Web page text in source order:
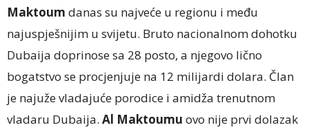
Maktoum danas su najveće u regionu i među
najuspješnijim u svijetu. Bruto nacionalnom dohotku
Dubaija doprinose sa 28 posto, a njegovo lično
bogatstvo se procjenjuje na 12 milijardi dolara. Član
je najuže vladajuće porodice i amidža trenutnom
vladaru Dubaija. Al Maktoumu ovo nije prvi dolazak